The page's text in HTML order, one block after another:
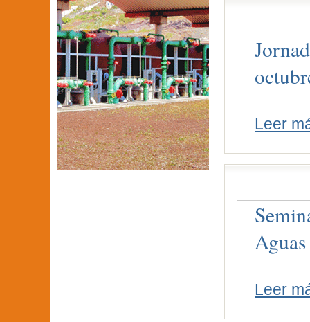
Leer
Aguas
Leer